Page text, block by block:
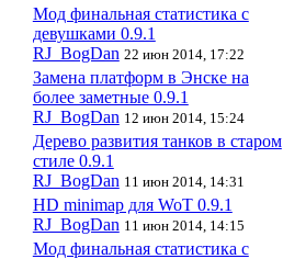
Мод финальная статистика с
девушками 0.9.1
RJ_BogDan 22 июн 2014, 17:22
Замена платформ в Энске на
более заметные 0.9.1
RJ_BogDan 12 июн 2014, 15:24
Дерево развития танков в старом
стиле 0.9.1
RJ_BogDan 11 июн 2014, 14:31
HD minimap для WoT 0.9.1
RJ_BogDan 11 июн 2014, 14:15
Мод финальная статистика с